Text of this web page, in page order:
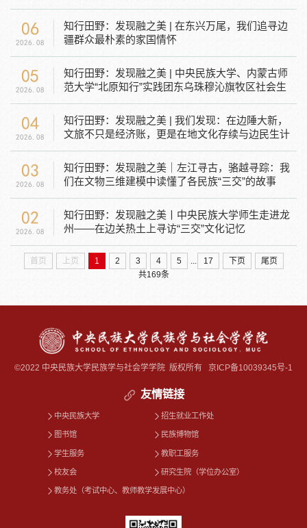
06
2026.08
知行田野：发现融之美 | 在东兴万尾，我们追寻边
疆群众最朴素的家国情怀
05
2026.08
知行田野：发现融之美 | 中央民族大学、内蒙古师
范大学“北原知行”实践团东乌珠穆沁旗牧区社会生
04
2026.08
知行田野：发现融之美 | 我们发现：在边陲大新，
文旅不只是经济账，更是在地文化存续与边民生计
03
2026.08
知行田野：发现融之美｜左江寻古，骆越寻踪：我
们在文物三维建模中读懂了各民族“三交”的故事
02
2026.08
知行田野：发现融之美丨中央民族大学师生走进龙
州——在边关热土上寻访“三交”文化记忆
首页 上页 1 2 3 4 5 17 下页
尾页
共169条
©2022 中央民族大学民族学与社会学学院 版权所有 京ICP备10039345号-1
友情链接
中央民族大学 招生就业工作处
图书馆 民族博物馆
学生服务 教职工服务
校友会 研究生院（学位办公室）
教务处（考试中心、教师教学发展中心）